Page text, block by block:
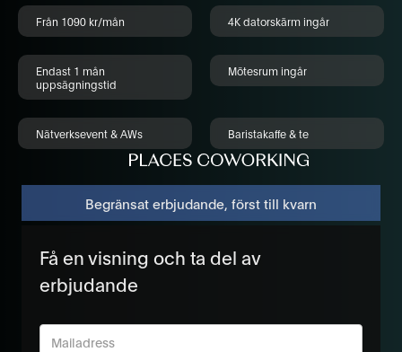
Från 1090 kr/mån 4K datorskärm ingår
Endast 1 mån
uppsägningstid
Mötesrum ingår
Nätverksevent & AWs Baristakaffe & te
Begränsat erbjudande, först till kvarn
Få en visning och ta del av
erbjudande